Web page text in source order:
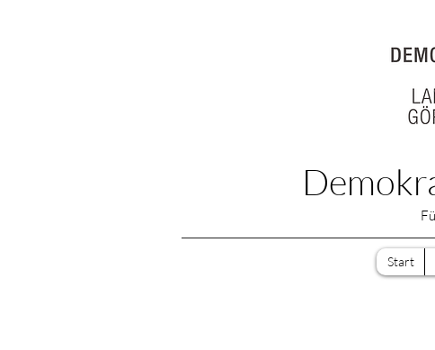
Start